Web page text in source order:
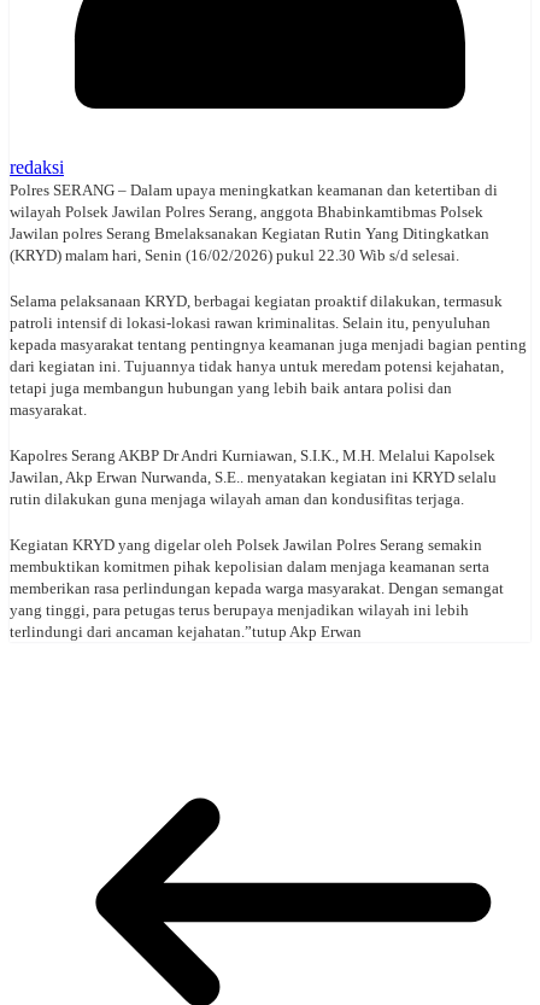
redaksi
Polres SERANG – Dalam upaya meningkatkan keamanan dan ketertiban di
wilayah Polsek Jawilan Polres Serang, anggota Bhabinkamtibmas Polsek
Jawilan polres Serang Bmelaksanakan Kegiatan Rutin Yang Ditingkatkan
(KRYD) malam hari, Senin (16/02/2026) pukul 22.30 Wib s/d selesai.
Selama pelaksanaan KRYD, berbagai kegiatan proaktif dilakukan, termasuk
patroli intensif di lokasi-lokasi rawan kriminalitas. Selain itu, penyuluhan
kepada masyarakat tentang pentingnya keamanan juga menjadi bagian penting
dari kegiatan ini. Tujuannya tidak hanya untuk meredam potensi kejahatan,
tetapi juga membangun hubungan yang lebih baik antara polisi dan
masyarakat.
Kapolres Serang AKBP Dr Andri Kurniawan, S.I.K., M.H. Melalui Kapolsek
Jawilan, Akp Erwan Nurwanda, S.E.. menyatakan kegiatan ini KRYD selalu
rutin dilakukan guna menjaga wilayah aman dan kondusifitas terjaga.
Kegiatan KRYD yang digelar oleh Polsek Jawilan Polres Serang semakin
membuktikan komitmen pihak kepolisian dalam menjaga keamanan serta
memberikan rasa perlindungan kepada warga masyarakat. Dengan semangat
yang tinggi, para petugas terus berupaya menjadikan wilayah ini lebih
terlindungi dari ancaman kejahatan.”tutup Akp Erwan